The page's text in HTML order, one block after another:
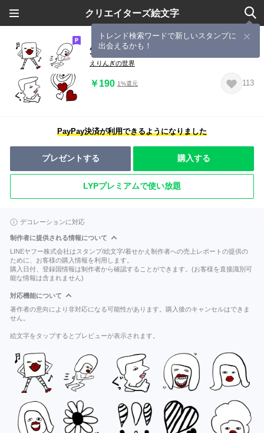
クリエイターズ絵文字
トレンド検索ワードで新しいスタンプに
出会えるかも！
気持ちイラッとEmoji
えりんぎの世界
￥190 1%還元 113
PayPay決済が利用できるようになりました
プレゼントする 購入する
LYPプレミアムで使い放題
デコレーションに対応
制作者に提供される情報について
LINEヤフー株式会社はスタンプ/絵文字/着せかえ制作者への売上レポートの提供の
ために、お客様の購入情報を利用します。
購入日付、登録国情報は制作者から確認することができます。(お客様を直接識別可
能な情報は含まれません)
対応機能について
著作者の意向により非対応になる可能性があります。購入後のキャンセルはできま
せん。
絵文字をタップするとプレビューが表示されます。